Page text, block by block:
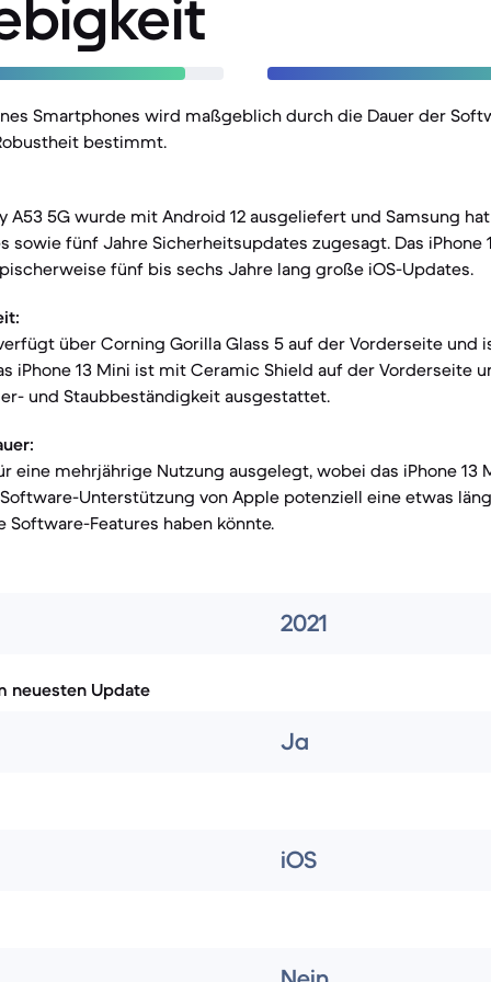
Smartphones wird maßgeblich durch die Dauer der
bestimmt.
A53 5G wurde mit Android 12 ausgeliefert und Samsung
sowie fünf Jahre Sicherheitsupdates zugesagt. Das iPhone
fünf bis sechs Jahre lang große iOS-Updates.
über Corning Gorilla Glass 5 auf der Vorderseite und
iPhone 13 Mini ist mit Ceramic Shield auf der Vorderseite
und Staubbeständigkeit ausgestattet.
eine mehrjährige Nutzung ausgelegt, wobei das iPhone 13
Unterstützung von Apple potenziell eine etwas
Software-Features haben könnte.
2021
neuesten Update
Ja
iOS